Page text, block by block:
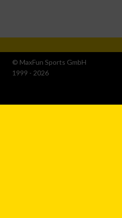
© MaxFun Sports GmbH
1999 - 2026
Inhalte